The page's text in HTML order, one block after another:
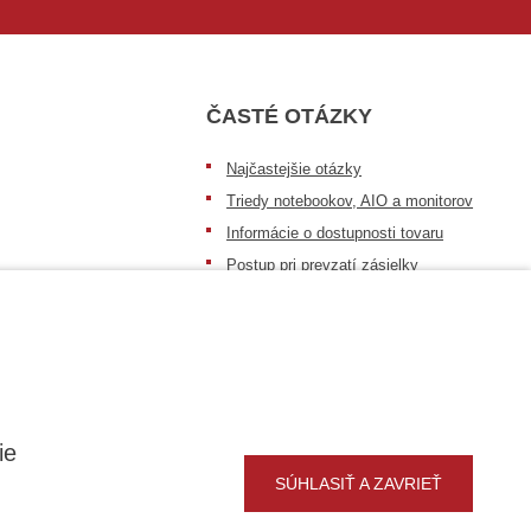
SÚHLASIŤ A ZAVRIEŤ
ČASTÉ OTÁZKY
Najčastejšie otázky
Triedy notebookov, AIO a monitorov
Informácie o dostupnosti tovaru
Postup pri prevzatí zásielky